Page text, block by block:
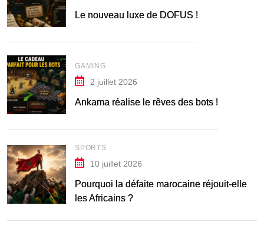
Le nouveau luxe de DOFUS !
GAMING
2 juillet 2026
Ankama réalise le rêves des bots !
SPORTS
10 juillet 2026
Pourquoi la défaite marocaine réjouit-elle
les Africains ?